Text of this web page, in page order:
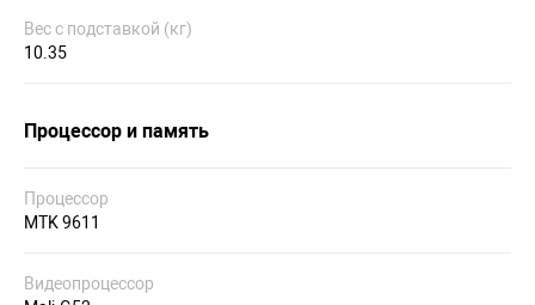
Вес с подставкой (кг)
10.35
Процессор и память
Процессор
MTK 9611
Видеопроцессор